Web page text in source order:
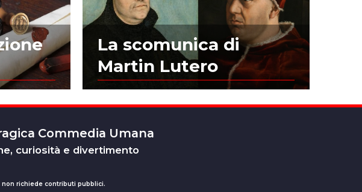
La scomunica di
Martin Lutero
Commedia Umana
curiosità e divertimento
richiede contributi pubblici.